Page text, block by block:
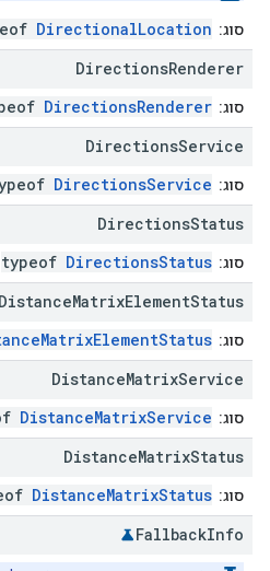
סוג: DirectionalLocation
DirectionsRenderer
סוג: DirectionsRenderer
DirectionsService
סוג: DirectionsService
DirectionsStatus
סוג: typeof DirectionsStatus
DistanceMatrixElementStatus
סוג:
DistanceMatrixService
סוג: DistanceMatrixService
DistanceMatrixStatus
סוג: DistanceMatrixStatus
FallbackInfo